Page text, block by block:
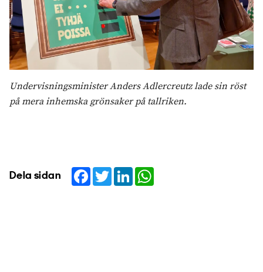
Undervisningsminister Anders Adlercreutz lade sin röst
på mera inhemska grönsaker på tallriken.
Dela sidan Facebook
TwitterLinkedIn